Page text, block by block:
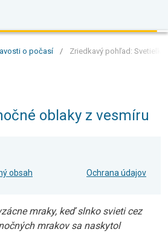
o počasí / Zriedkavý pohľad:
oblaky z vesmíru
obsah Ochrana údajov
mraky, keď slnko svieti cez
mrakov sa naskytol